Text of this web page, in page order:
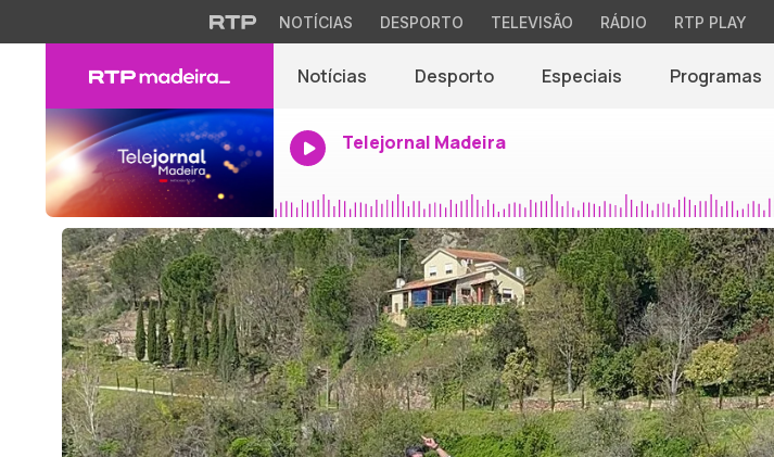
NOTÍCIAS DESPORTO TELEVISÃO RÁDIO RTP PLAY
Notícias Desporto Especiais Programas
Telejornal Madeira